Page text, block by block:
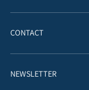
CONTACT
NEWSLETTER